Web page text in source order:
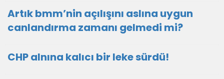
Artık bmm’nin açılışını aslına uygun
canlandırma zamanı gelmedi mi?
CHP alnına kalıcı bir leke sürdü!